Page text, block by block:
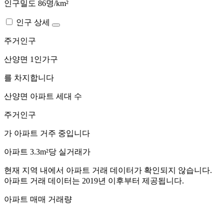
인구밀도 86명/km²
인구 상세
주거인구
산양면 1인가구
를 차지합니다
산양면 아파트 세대 수
주거인구
가 아파트 거주 중입니다
아파트 3.3m²당 실거래가
현재 지역 내에서 아파트 거래 데이터가 확인되지 않습니다.
아파트 거래 데이터는 2019년 이후부터 제공됩니다.
아파트 매매 거래량